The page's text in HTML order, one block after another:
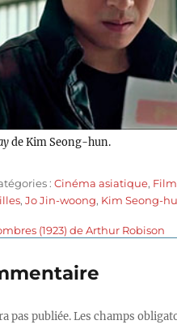
de Kim Seong-hun.
:Cinéma asiatique,
,Jo Jin-woong, Kim Seong-
(1923) de Arthur Robison
pas publiée.Les champs